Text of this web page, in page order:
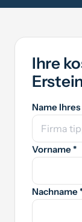
Ihre
Name
Vorname *
Nachname